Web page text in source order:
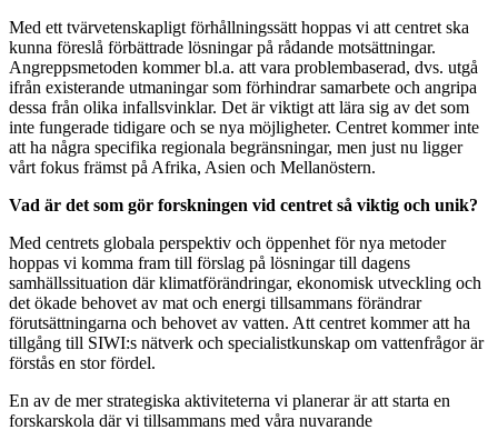
Med ett tvärvetenskapligt förhållningssätt hoppas vi att centret ska
kunna föreslå förbättrade lösningar på rådande motsättningar.
Angreppsmetoden kommer bl.a. att vara problembaserad, dvs. utgå
ifrån existerande utmaningar som förhindrar samarbete och angripa
dessa från olika infallsvinklar. Det är viktigt att lära sig av det som
inte fungerade tidigare och se nya möjligheter. Centret kommer inte
att ha några specifika regionala begränsningar, men just nu ligger
vårt fokus främst på Afrika, Asien och Mellanöstern.
Vad är det som gör forskningen vid centret så viktig och unik?
Med centrets globala perspektiv och öppenhet för nya metoder
hoppas vi komma fram till förslag på lösningar till dagens
samhällssituation där klimatförändringar, ekonomisk utveckling och
det ökade behovet av mat och energi tillsammans förändrar
förutsättningarna och behovet av vatten. Att centret kommer att ha
tillgång till SIWI:s nätverk och specialistkunskap om vattenfrågor är
förstås en stor fördel.
En av de mer strategiska aktiviteterna vi planerar är att starta en
forskarskola där vi tillsammans med våra nuvarande